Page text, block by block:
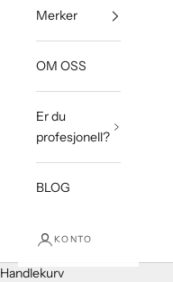
Merker
OM OSS
Er du
profesjonell?
BLOG
KONTO
Handlekurv